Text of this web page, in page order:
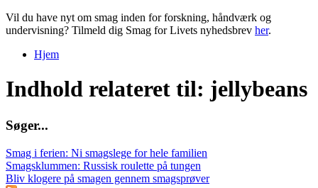
Vil du have nyt om smag inden for forskning, håndværk og
undervisning? Tilmeld dig Smag for Livets nyhedsbrev her.
Hjem
Indhold relateret til: jellybeans
Søger...
Smag i ferien: Ni smagslege for hele familien
Smagsklummen: Russisk roulette på tungen
Bliv klogere på smagen gennem smagsprøver